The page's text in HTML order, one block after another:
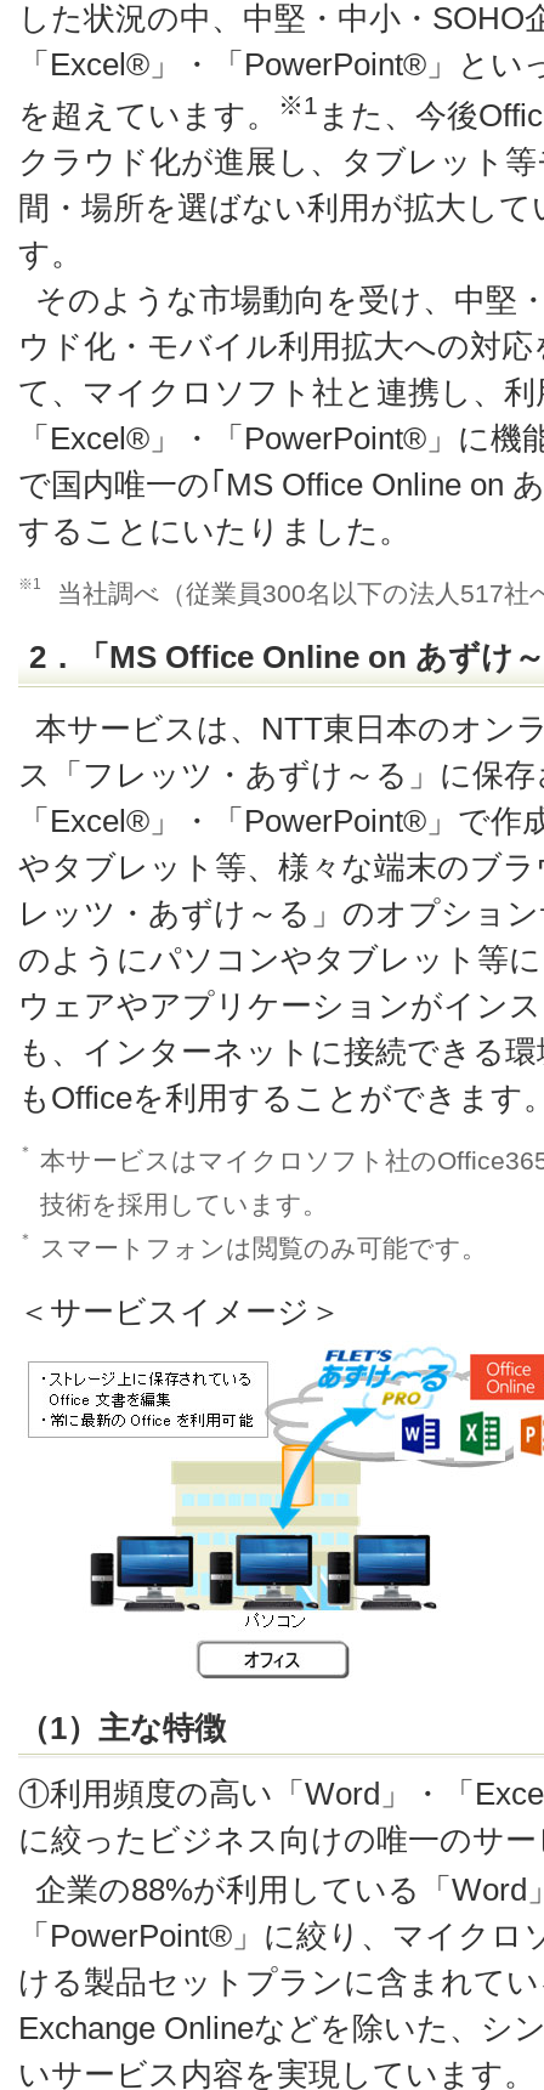
した状況の中、中堅・中小・SOHO
「Excel®」・「PowerPoint®」とい
を超えています。
※1 また、今後
クラウド化が進展し、タブレット
間・場所を選ばない利用が拡大し
す。
そのような市場動向を受け、中堅
ウド化・モバイル利用拡大への対
て、マイクロソフト社と連携し、
「Excel®」・「PowerPoint®」に
で国内唯一の｢MS Office Online on
することにいたりました。
※1 当社調べ（従業員300名以下の法人517
2．「MS Office Online on あずけ
本サービスは、NTT東日本のオン
ス「フレッツ・あずけ～る」に保
「Excel®」・「PowerPoint®」で
やタブレット等、様々な端末のブ
レッツ・あずけ～る」のオプショ
のようにパソコンやタブレット等
ウェアやアプリケーションがイン
も、インターネットに接続できる
もOfficeを利用することができます
＊
本サービスはマイクロソフト社の
技術を採用しています。
＊ スマートフォンは閲覧のみ可能です。
＜サービスイメージ＞
（1）主な特徴
①利用頻度の高い「Word」・「
に絞ったビジネス向けの唯一のサ
企業の88%が利用している「Word
「PowerPoint®」に絞り、マイクロ
ける製品セットプランに含まれて
Exchange Onlineなどを除いた、シ
いサービス内容を実現しています。